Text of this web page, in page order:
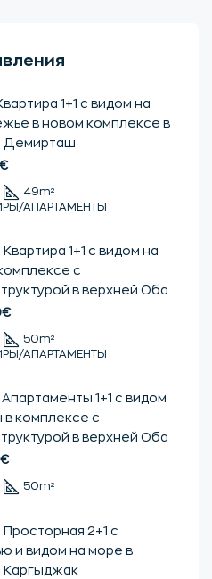
1+1 с видом на
в новом комплексе в
Демирташ
49m²
АПАРТАМЕНТЫ
Квартира 1+1 с видом на
с
в верхней Оба
50m²
АПАРТАМЕНТЫ
Апартаменты 1+1 с видом
в комплексе с
в верхней Оба
50m²
Просторная 2+1 с
и видом на море в
Каргыджак